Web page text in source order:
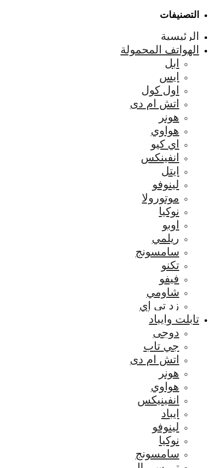
التصنيفات
الرئيسية
الهواتف المحمولة
ابل
ايس
اول كول
اتش ام دى
هونر
هواوي
اي كيو
انفينكس
ايتل
لينوفو
موتورولا
نوكيا
اوبو
ريلمي
سامسونج
تكنو
فيفو
شاومي
زد تي إي
تابلت وايباد
دوجى
جي تاب
اتش ام دى
هونر
هواوي
انفينيكس
ايباد
لينوفو
نوكيا
سامسونج